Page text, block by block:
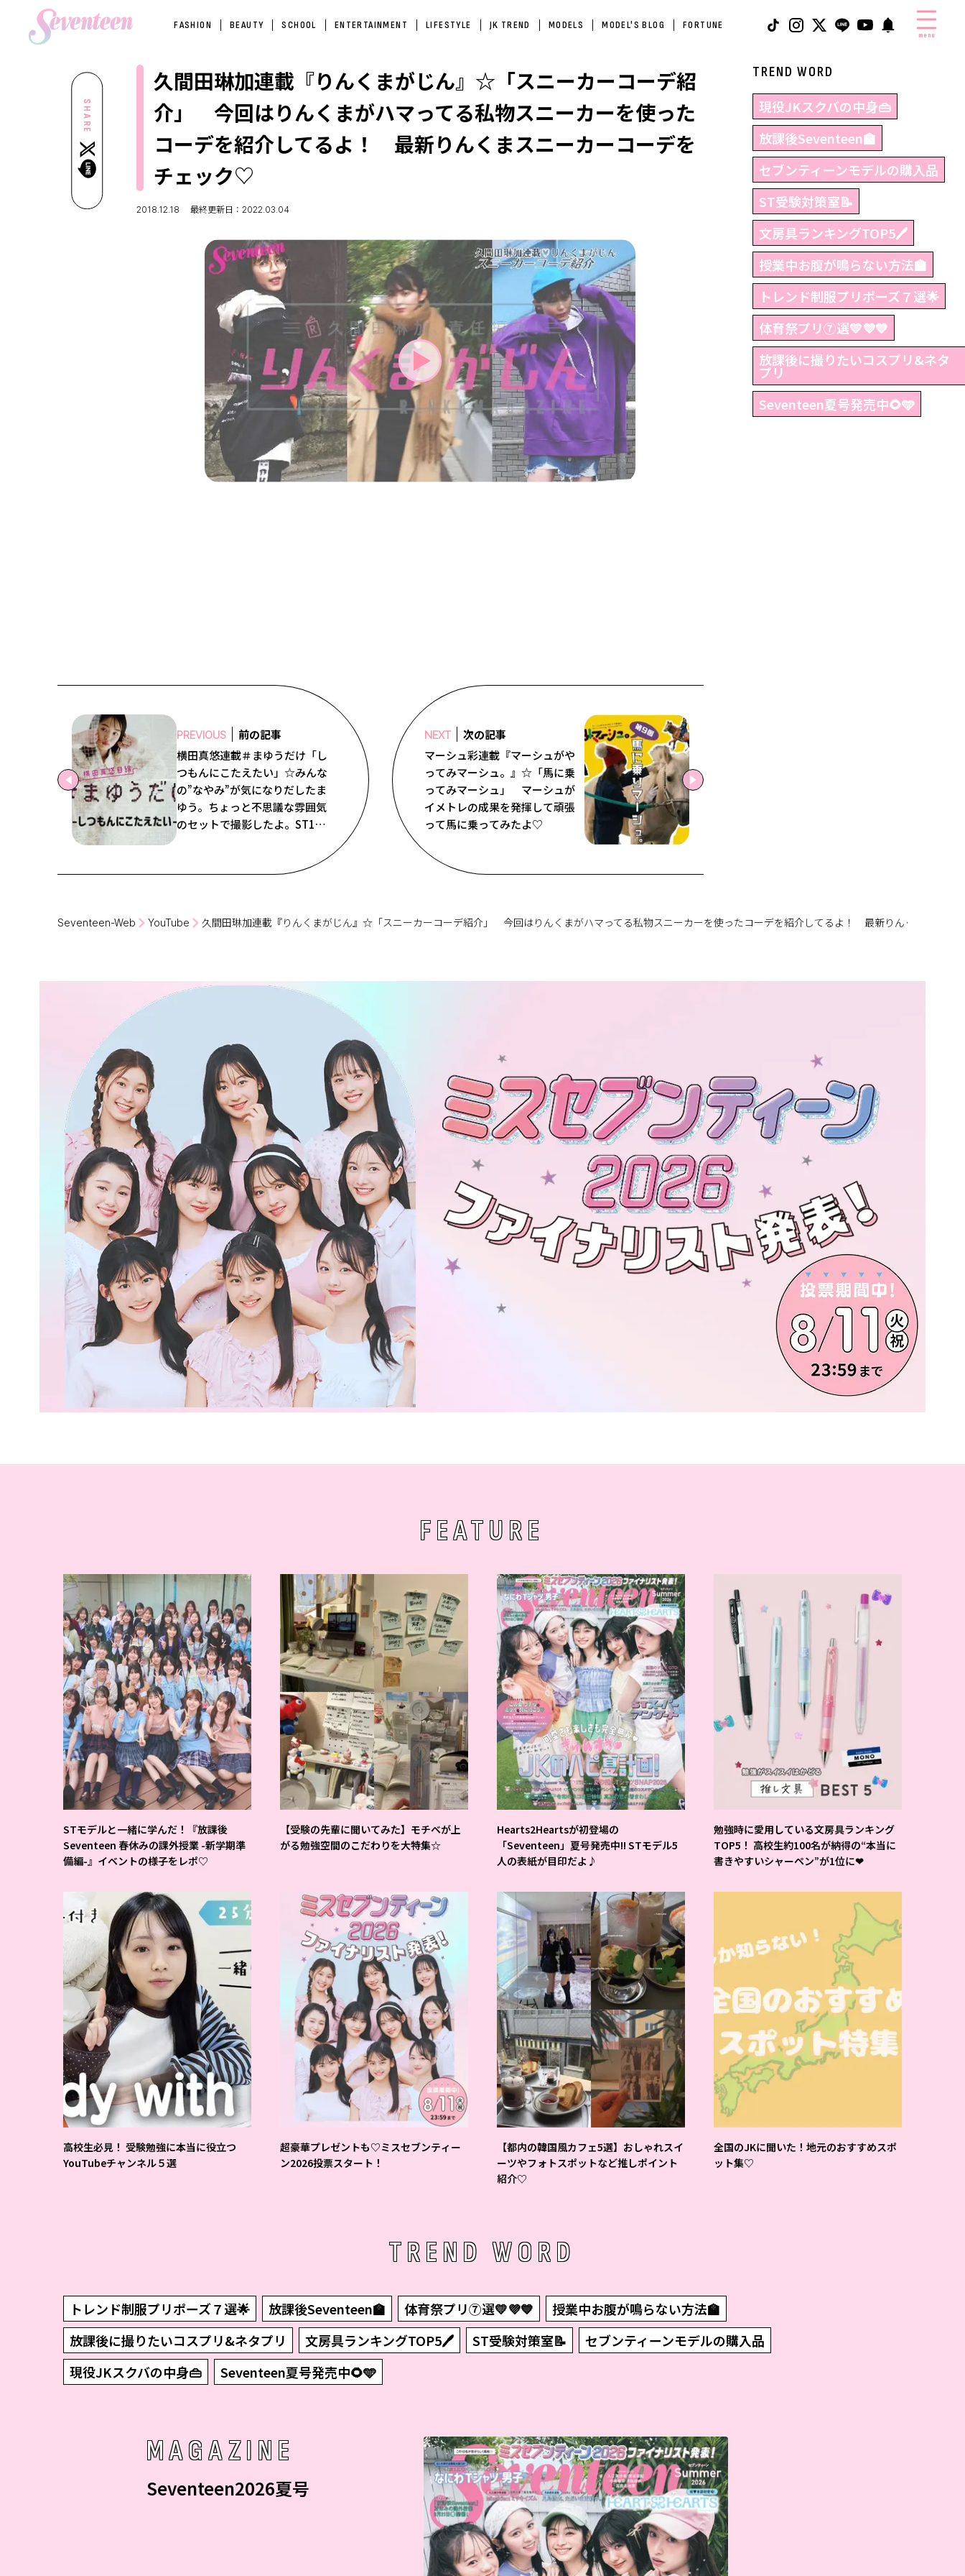
FASHION BEAUTY SCHOOL ENTERTAINMENT LIFESTYLE JK TREND MODELS MODEL'S BLOG FORTUNE
menu
SHARE
久間田琳加連載『りんくまがじん』☆「スニーカーコーデ紹
介」 今回はりんくまがハマってる私物スニーカーを使った
コーデを紹介してるよ！ 最新りんくまスニーカーコーデを
チェック♡
2018.12.18 最終更新日：2022.03.04
PREVIOUS
前の記事
横田真悠連載＃まゆうだけ「し
つもんにこたえたい」☆みんな
の”なやみ”が気になりだしたま
ゆう。ちょっと不思議な雰囲気
のセットで撮影したよ。ST1月
みに答えてるから要チェック☆
NEXT
次の記事
マーシュ彩連載『マーシュがや
ってみマーシュ。』☆「馬に乗
ってみマーシュ」 マーシュが
イメトレの成果を発揮して頑張
って馬に乗ってみたよ♡
TREND WORD
現役JKスクバの中身👜
放課後Seventeen🏫
セブンティーンモデルの購入品
ST受験対策室📝
文房具ランキングTOP5🖊
授業中お腹が鳴らない方法🏫
トレンド制服プリポーズ７選🌟
体育祭プリ⑦選💛💜💙
放課後に撮りたいコスプリ&ネタ
プリ
Seventeen夏号発売中🌻🩵
Seventeen-Web YouTube 久間田琳加連載『りんくまがじん』☆「スニーカーコーデ紹介」 今回はりんくまがハマってる私物スニーカーを使ったコーデを紹介してるよ！ 最新りんくまスニー
FEATURE
STモデルと一緒に学んだ！『放課後
Seventeen 春休みの課外授業 -新学期準
備編-』イベントの様子をレポ♡
【受験の先輩に聞いてみた】モチベが上
がる勉強空間のこだわりを大特集☆
Hearts2Heartsが初登場の
「Seventeen」夏号発売中!! STモデル5
人の表紙が目印だよ♪
勉強時に愛用している文房具ランキング
TOP5！ 高校生約100名が納得の“本当に
書きやすいシャーペン”が1位に❤
高校生必見！ 受験勉強に本当に役立つ
YouTubeチャンネル５選
超豪華プレゼントも♡ミスセブンティー
ン2026投票スタート！
【都内の韓国風カフェ5選】おしゃれスイ
ーツやフォトスポットなど推しポイント
紹介♡
全国のJKに聞いた！地元のおすすめスポ
ット集♡
TREND WORD
トレンド制服プリポーズ７選🌟 放課後Seventeen🏫 体育祭プリ⑦選💛💜💙
授業中お腹が鳴らない方法🏫
放課後に撮りたいコスプリ&ネタプリ
文房具ランキングTOP5🖊 ST受験対策室📝
セブンティーンモデルの購入品
現役JKスクバの中身👜
Seventeen夏号発売中🌻🩵
MAGAZINE
Seventeen2026夏号